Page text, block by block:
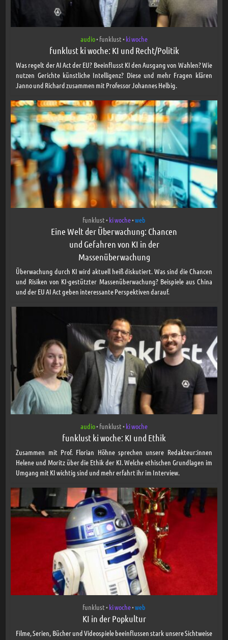
audio•funklust•ki woche
funklust ki woche: KI und Recht/Politik
Was regelt der AI Act der EU? Beeinflusst KI den Ausgang von Wahlen? Wie
nutzen Gerichte künstliche Intelligenz? Diese und mehr Fragen klären
Janno und Richard zusammen mit Professor Johannes Helbig.
funklust•ki woche•web
Eine Welt der Überwachung: Chancen
und Gefahren von KI in der
Massenüberwachung
Überwachung durch KI wird aktuell heiß diskutiert. Was sind die Chancen
und Risiken von KI-gestützter Massenüberwachung? Beispiele aus China
und der EU AI Act geben interessante Perspektiven darauf.
audio•funklust•ki woche
funklust ki woche: KI und Ethik
Zusammen mit Prof. Florian Höhne sprechen unsere Redakteur:innen
Helene und Moritz über die Ethik der KI. Welche ethischen Grundlagen im
Umgang mit KI wichtig sind und mehr erfahrt ihr im Interview.
funklust•ki woche•web
KI in der Popkultur
Filme, Serien, Bücher und Videospiele beeinflussen stark unsere Sichtweise